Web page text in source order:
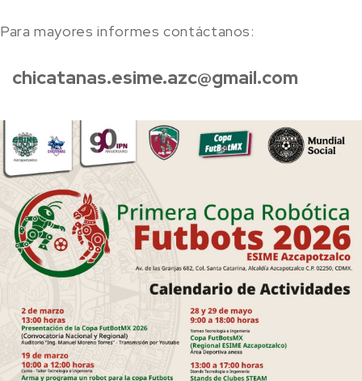
Para mayores informes contáctanos:
chicatanas.esime.azc@gmail.com